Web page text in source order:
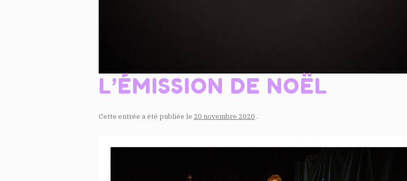
L’ÉMISSION DE NOËL
Cette entrée a été publiée le 20 novembre 2020 .